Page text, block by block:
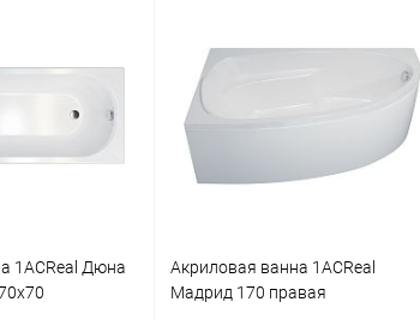
Сравнение
Недоступно
1ACReal Дюна
Акриловая ванна 1ACReal
Мадрид 170 правая